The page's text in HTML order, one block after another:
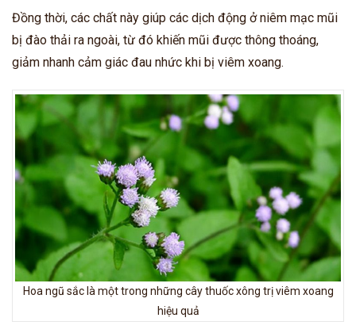
Đồng thời, các chất này giúp các dịch động ở niêm mạc mũi
bị đào thải ra ngoài, từ đó khiến mũi được thông thoáng,
giảm nhanh cảm giác đau nhức khi bị viêm xoang.
Hoa ngũ sắc là một trong những cây thuốc xông trị viêm xoang
hiệu quả